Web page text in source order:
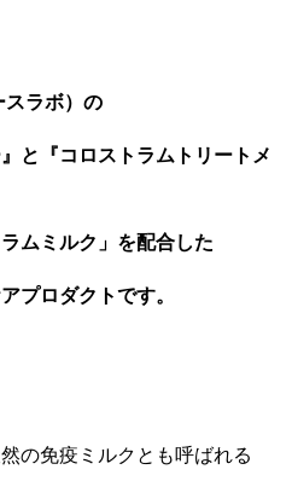
ラボ）の
と『コロストラムトリートメ
ムミルク」を配合した
プロダクトです。
の免疫ミルクとも呼ばれる